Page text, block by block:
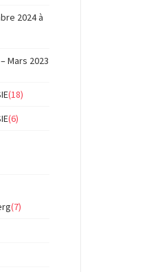
2024 à
Mars 2023
(18)
(6)
(7)